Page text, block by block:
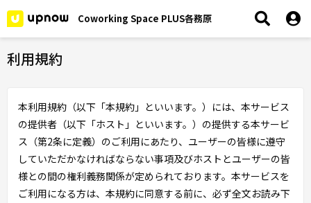
Coworking Space PLUS各務原
利用規約
本利用規約（以下「本規約」といいます。）には、本サービス
の提供者（以下「ホスト」といいます。）の提供する本サービ
ス（第2条に定義）のご利用にあたり、ユーザーの皆様に遵守
していただかなければならない事項及びホストとユーザーの皆
様との間の権利義務関係が定められております。本サービスを
ご利用になる方は、本規約に同意する前に、必ず全文お読み下